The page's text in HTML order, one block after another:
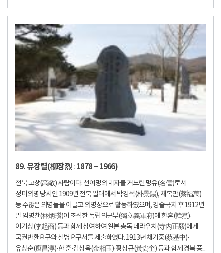
89. 유장렬(柳장烈 : 1878 ~ 1966)
전북 고창(高敞) 사람이다. 천여명의 제자를 거느린 명유(名儒)로서
정미의병 당시인 1909년 전북 일대에서 박경석(朴景錫), 채복만(蔡福萬)
등 수많은 의병들을 이끌고 의병장으로 활동하였으며, 경술국치 후 1912년
말 임병찬(林炳瓚)이 조직한 독립의군부(獨立義軍府)에 한훈(韓焄)·
이기상(李起商) 등과 함께 참여하여 일본 총독 데라우치(寺內正毅)에게
국권반환요구와 철병요구서를 제출하였다. 1913년 채기중(蔡基中)·
유창순(庾昌淳)·한 훈·김상옥(金相玉)·황상규(黃尙奎) 등과 함께 경북 풍...